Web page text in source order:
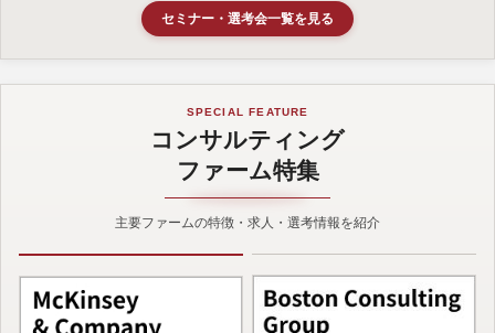
セミナー・選考会一覧を見る
SPECIAL FEATURE
コンサルティング
ファーム特集
主要ファームの特徴・求人・選考情報を紹介